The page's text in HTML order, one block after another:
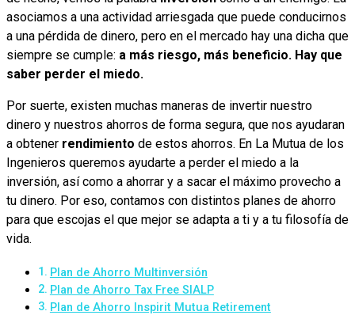
asociamos a una actividad arriesgada que puede conducirnos
a una pérdida de dinero, pero en el mercado hay una dicha que
siempre se cumple: a más riesgo, más beneficio. Hay que
saber perder el miedo.
Por suerte, existen muchas maneras de invertir nuestro
dinero y nuestros ahorros de forma segura, que nos ayudaran
a obtener rendimiento de estos ahorros. En La Mutua de los
Ingenieros queremos ayudarte a perder el miedo a la
inversión, así como a ahorrar y a sacar el máximo provecho a
tu dinero. Por eso, contamos con distintos planes de ahorro
para que escojas el que mejor se adapta a ti y a tu filosofía de
vida.
Plan de Ahorro Multinversión
Plan de Ahorro Tax Free SIALP
Plan de Ahorro Inspirit Mutua Retirement